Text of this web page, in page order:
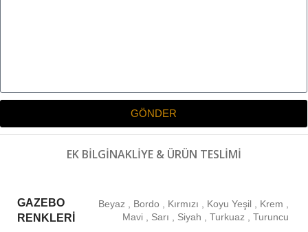
GÖNDER
EK BILGINAKLIYE & ÜRÜN TESLIMI
GAZEBO
RENKLERI
Beyaz , Bordo , Kırmızı , Koyu Yeşil , Krem ,
Mavi , Sarı , Siyah ,Turkuaz ,Turuncu